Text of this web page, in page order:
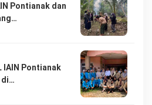
Pontianak dan
IAIN Pontianak
di…